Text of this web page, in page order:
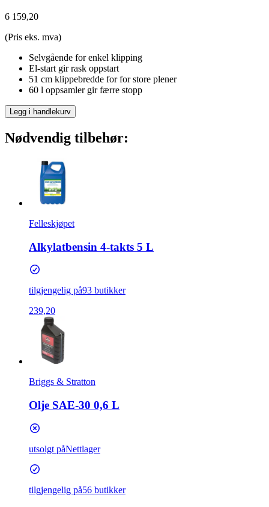
6 159,20
(Pris eks. mva)
Selvgående for enkel klipping
El-start gir rask oppstart
51 cm klippebredde for for store plener
60 l oppsamler gir færre stopp
Legg i handlekurv
Nødvendig tilbehør:
Felleskjøpet
Alkylatbensin 4-takts 5 L
tilgjengelig på93 butikker
239,20
Briggs & Stratton
Olje SAE-30 0,6 L
utsolgt påNettlager
tilgjengelig på56 butikker